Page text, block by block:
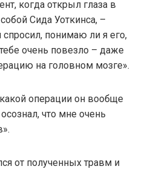
когда открыл глаза в
Сида Уоткинса, –
понимаю ли я его,
очень повезло – даже
на головном мозге».
операции он вообще
что мне очень
от полученных травм и